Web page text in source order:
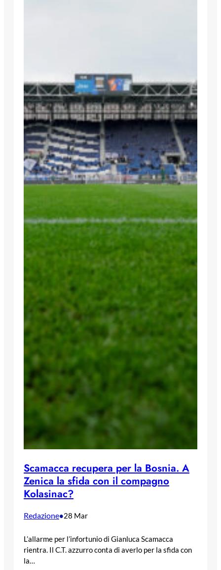
Scamacca recupera per la Bosnia. A
Zenica la sfida con il compagno
Kolasinac?
Redazione•28 Mar
L’allarme per l’infortunio di Gianluca Scamacca
rientra. Il C.T. azzurro conta di averlo per la sfida con
la…